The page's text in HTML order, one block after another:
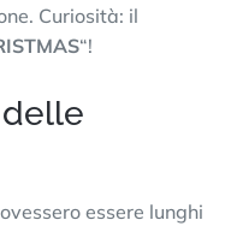
Curiosità: il
“!
delle
essere lunghi